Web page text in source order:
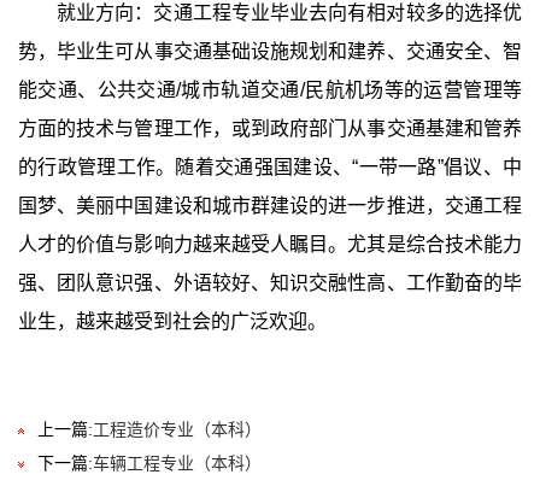
就业方向：交通工程专业毕业去向有相对较多的选择优
势，毕业生可从事交通基础设施规划和建养、交通安全、智
能交通、公共交通/城市轨道交通/民航机场等的运营管理等
方面的技术与管理工作，或到政府部门从事交通基建和管养
的行政管理工作。随着交通强国建设、“一带一路”倡议、中
国梦、美丽中国建设和城市群建设的进一步推进，交通工程
人才的价值与影响力越来越受人瞩目。尤其是综合技术能力
强、团队意识强、外语较好、知识交融性高、工作勤奋的毕
业生，越来越受到社会的广泛欢迎。
上一篇:工程造价专业（本科）
下一篇:车辆工程专业（本科）